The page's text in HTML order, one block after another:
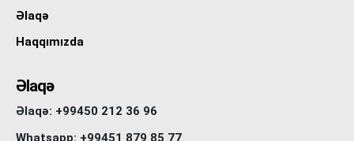
Əlaqə
Haqqımızda
Əlaqə
Əlaqə: +99450 212 36 96
Whatsapp: +99451 879 85 77